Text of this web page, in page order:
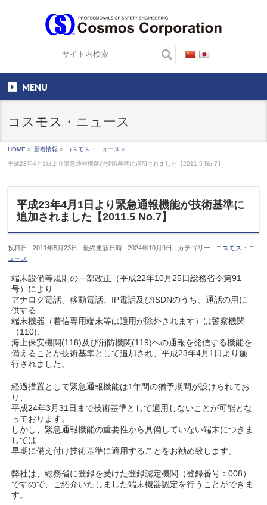
MENU
コスモス・ニュース
HOME » 新着情報 » コスモス・ニュース »
平成23年4月1日より緊急通報機能が技術基準に追加されました【2011.5 No.7】
平成23年4月1日より緊急通報機能が技術基準に
追加されました【2011.5 No.7】
投稿日 : 2011年5月23日 最終更新日時 : 2024年10月9日 カテゴリー : コスモス・ニ
ュース
端末設備等規則の一部改正（平成22年10月25日総務省令第91
号）により
アナログ電話、移動電話、IP電話及びISDNのうち、通話の用に
供する
端末機器（着信専用端末等は適用が除外されます）は警察機関
（110)、
海上保安機関(118)及び消防機関(119)への通報を発信する機能を
備えることが技術基準として追加され、平成23年4月1日より施
行されました。
経過措置として緊急通報機能は1年間の猶予期間が設けられてお
り、
平成24年3月31日まで技術基準として適用しないことが可能とな
っております。
しかし、緊急通報機能の重要性から具備していない端末につきま
しては
早期に備え付け技術基準に適用することをお勧め致します。
弊社は、総務省に登録を受けた登録認定機関（登録番号：008）
ですので、ご紹介いたしました端末機器認定を行うことができま
す。